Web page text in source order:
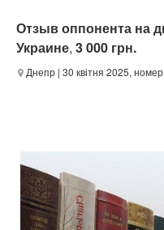
Отзыв оппонента на
Украине, 3 000 грн.
Днепр | 30 квітня 2025,